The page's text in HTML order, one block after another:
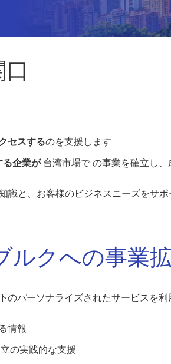
セスするのを支援します
る企業が台湾市場で の事業を確立し、
と、お客様のビジネスニーズをサ
ルクへの事業
パーソナライズされたサービスを利
情報
の実践的な支援